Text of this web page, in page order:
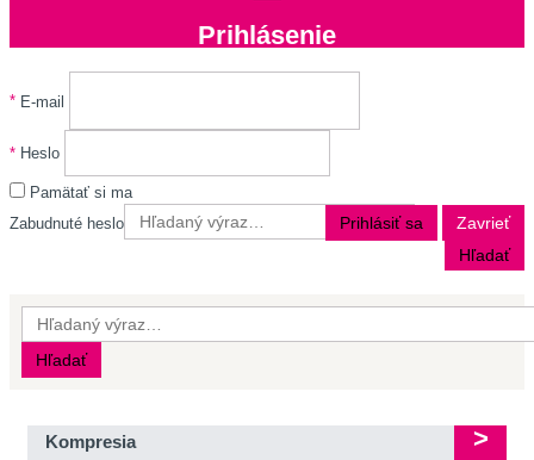
Prihlásenie
* E-mail
* Heslo
Pamätať si ma
Zabudnuté heslo
Prihlásiť sa
Zavrieť
Hľadať
Hľadať
Kompresia